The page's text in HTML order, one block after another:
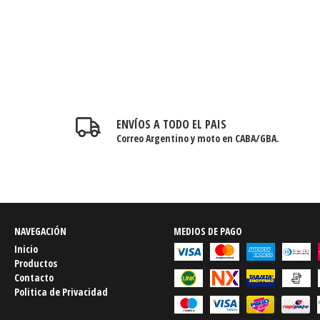
ENVÍOS A TODO EL PAIS
Correo Argentino y moto en CABA/GBA.
NAVEGACIÓN
Inicio
Productos
Contacto
Politica de Privacidad
MEDIOS DE PAGO